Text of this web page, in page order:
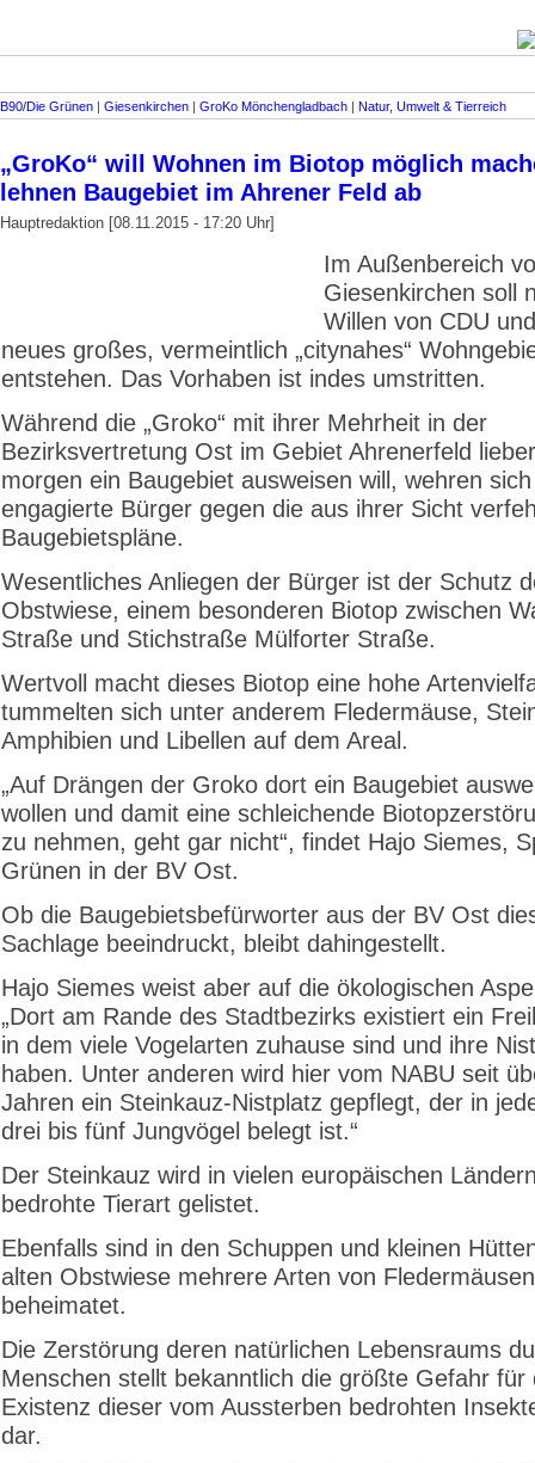
B90/Die Grünen | Giesenkirchen | GroKo Mönchengladbach | Natur, Umwelt & Tierreich
„GroKo“ will Wohnen im Biotop möglich
lehnen Baugebiet im Ahrener Feld ab
Hauptredaktion [08.11.2015 - 17:20 Uhr]
Im Außenbereich
Giesenkirchen soll
Willen von CDU
neues großes, vermeintlich „citynahes“
entstehen. Das Vorhaben ist indes umstritten.
Während die „Groko“ mit ihrer Mehrheit in der
Bezirksvertretung Ost im Gebiet Ahrenerfeld
morgen ein Baugebiet ausweisen will, wehren
engagierte Bürger gegen die aus ihrer Sicht
Baugebietspläne.
Wesentliches Anliegen der Bürger ist der Schutz
Obstwiese, einem besonderen Biotop zwischen
Straße und Stichstraße Mülforter Straße.
Wertvoll macht dieses Biotop eine hohe
tummelten sich unter anderem Fledermäuse,
Amphibien und Libellen auf dem Areal.
„Auf Drängen der Groko dort ein Baugebiet
wollen und damit eine schleichende
zu nehmen, geht gar nicht“, findet Hajo Siemes,
Grünen in der BV Ost.
Ob die Baugebietsbefürworter aus der BV Ost
Sachlage beeindruckt, bleibt dahingestellt.
Hajo Siemes weist aber auf die ökologischen
„Dort am Rande des Stadtbezirks existiert ein
in dem viele Vogelarten zuhause sind und ihre
haben. Unter anderen wird hier vom NABU seit
Jahren ein Steinkauz-Nistplatz gepflegt, der in
drei bis fünf Jungvögel belegt ist.“
Der Steinkauz wird in vielen europäischen
bedrohte Tierart gelistet.
Ebenfalls sind in den Schuppen und kleinen
alten Obstwiese mehrere Arten von Fledermäusen
beheimatet.
Die Zerstörung deren natürlichen Lebensraums
Menschen stellt bekanntlich die größte Gefahr für
Existenz dieser vom Aussterben bedrohten
dar.